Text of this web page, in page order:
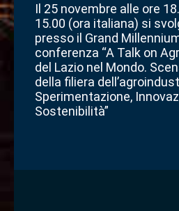
Il 25 novembre alle ore
15.00 (ora italiana) si
presso il Grand
conferenza “A Talk on
del Lazio nel Mondo.
della filiera
Sperimentazione,
Sostenibilità”